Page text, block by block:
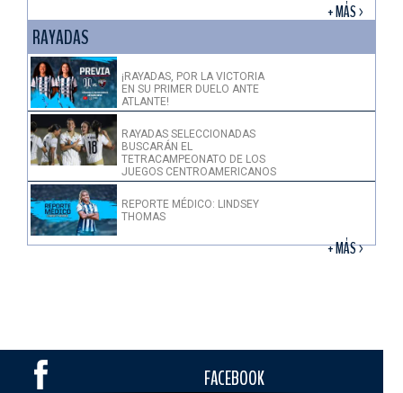
+ MÁS >
RAYADAS
¡RAYADAS, POR LA VICTORIA
EN SU PRIMER DUELO ANTE
ATLANTE!
RAYADAS SELECCIONADAS
BUSCARÁN EL
TETRACAMPEONATO DE LOS
JUEGOS CENTROAMERICANOS
REPORTE MÉDICO: LINDSEY
THOMAS
+ MÁS >
FACEBOOK